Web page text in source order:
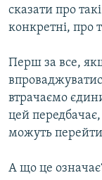
сказати про
конкретні, про
Перш за все,
втрачаємо
цей
можуть
А що це